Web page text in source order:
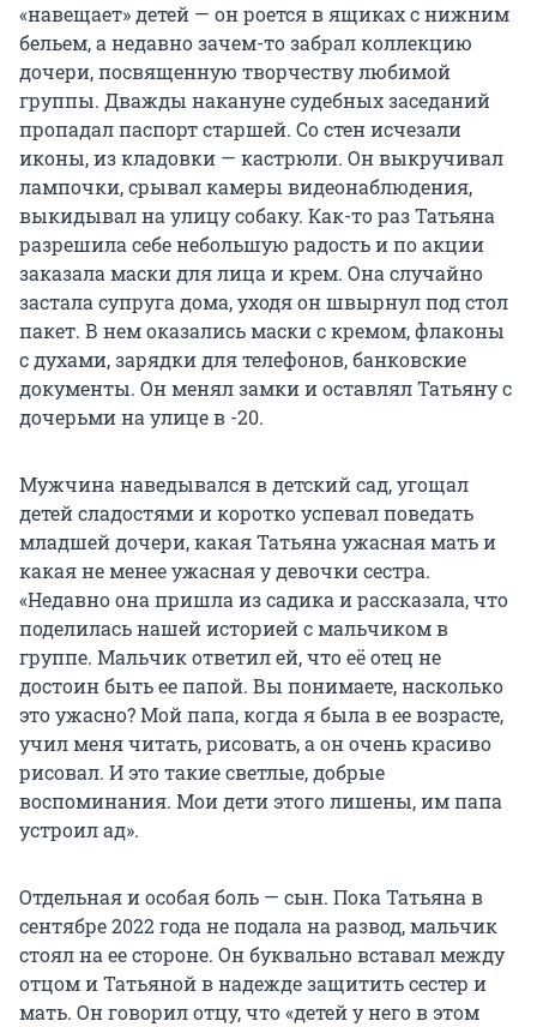
«навещает» детей — он роется в ящиках с нижним
бельем, а недавно зачем-то забрал коллекцию
дочери, посвященную творчеству любимой
группы. Дважды накануне судебных заседаний
пропадал паспорт старшей. Со стен исчезали
иконы, из кладовки — кастрюли. Он выкручивал
лампочки, срывал камеры видеонаблюдения,
выкидывал на улицу собаку. Как-то раз Татьяна
разрешила себе небольшую радость и по акции
заказала маски для лица и крем. Она случайно
застала супруга дома, уходя он швырнул под стол
пакет. В нем оказались маски с кремом, флаконы
с духами, зарядки для телефонов, банковские
документы. Он менял замки и оставлял Татьяну с
дочерьми на улице в -20.
Мужчина наведывался в детский сад, угощал
детей сладостями и коротко успевал поведать
младшей дочери, какая Татьяна ужасная мать и
какая не менее ужасная у девочки сестра.
«Недавно она пришла из садика и рассказала, что
поделилась нашей историей с мальчиком в
группе. Мальчик ответил ей, что её отец не
достоин быть ее папой. Вы понимаете, насколько
это ужасно? Мой папа, когда я была в ее возрасте,
учил меня читать, рисовать, а он очень красиво
рисовал. И это такие светлые, добрые
воспоминания. Мои дети этого лишены, им папа
устроил ад».
Отдельная и особая боль — сын. Пока Татьяна в
сентябре 2022 года не подала на развод, мальчик
стоял на ее стороне. Он буквально вставал между
отцом и Татьяной в надежде защитить сестер и
мать. Он говорил отцу, что «детей у него в этом